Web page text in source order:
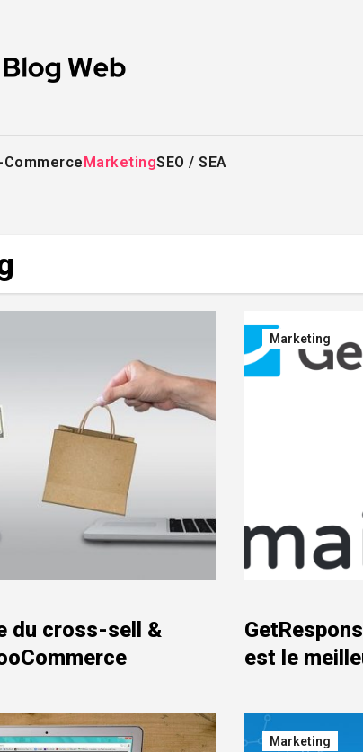
CommerceMarketingSEO / SEA
du cross-sell &
Marketing
est le
Marketing